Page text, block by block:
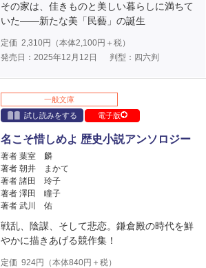
その家は、佳きものと美しい暮らしに満ちて
いた――新たな美「民藝」の誕生
定価 2,310円（本体2,100円＋税）
発売日：2025年12月12日
判型：四六判
一般文庫
試し読みをする
電子版
名こそ惜しめよ 歴史小説アンソロジー
著者 葉室 麟
著者 朝井 まかて
著者 諸田 玲子
著者 澤田 瞳子
著者 武川 佑
戦乱、陰謀、そして悲恋。鎌倉殿の時代を鮮
やかに描きあげる競作集！
定価 924円（本体840円＋税）